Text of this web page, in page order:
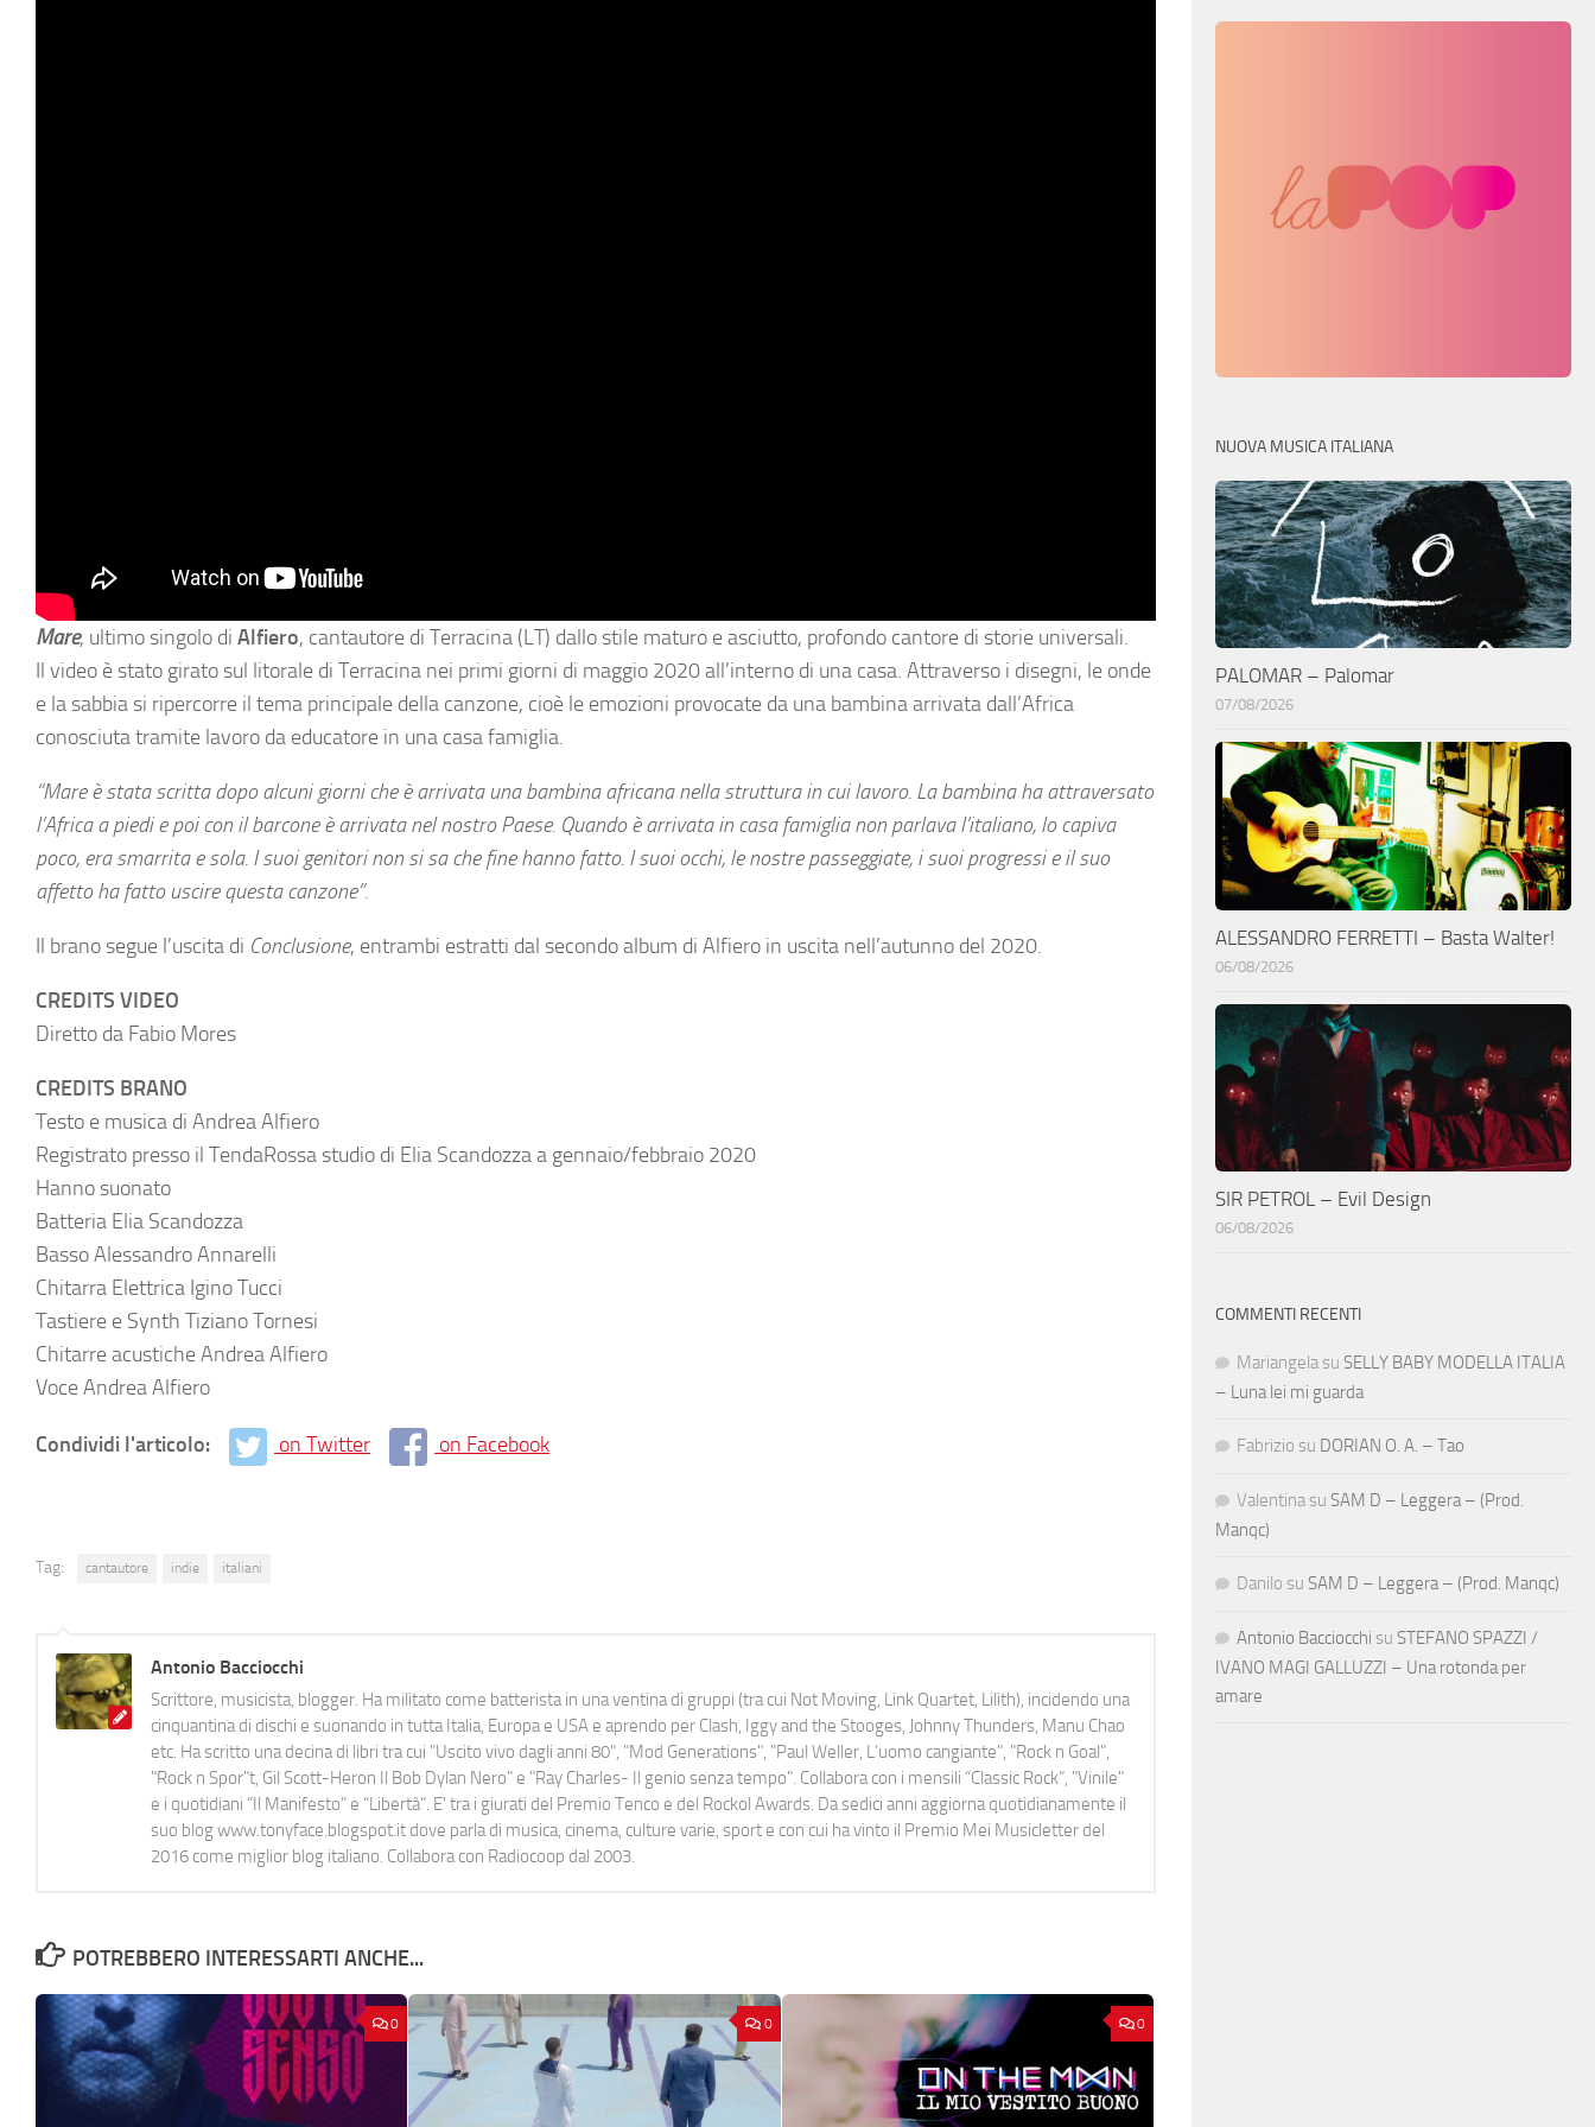
Mare, ultimo singolo di Alfiero, cantautore di Terracina (LT) dallo stile maturo e asciutto, profondo cantore di storie universali.
Il video è stato girato sul litorale di Terracina nei primi giorni di maggio 2020 all’interno di una casa. Attraverso i disegni, le onde
e la sabbia si ripercorre il tema principale della canzone, cioè le emozioni provocate da una bambina arrivata dall’Africa
conosciuta tramite lavoro da educatore in una casa famiglia.
“Mareè stata scritta dopo alcuni giorni che è arrivata una bambina africana nella struttura in cui lavoro. La bambina ha attraversato
l’Africa a piedi e poi con il barcone è arrivata nel nostro Paese. Quando è arrivata in casa famiglia non parlava l’italiano, lo capiva
poco, era smarrita e sola. I suoi genitori non si sa che fine hanno fatto. I suoi occhi, le nostre passeggiate, i suoi progressi e il suo
affetto ha fatto uscire questa canzone”.
Il brano segue l’uscita di Conclusione, entrambi estratti dal secondo album di Alfiero in uscita nell’autunno del 2020.
CREDITS VIDEO
Diretto da Fabio Mores
CREDITS BRANO
Testo e musica di Andrea Alfiero
Registrato presso il TendaRossa studio di Elia Scandozza a gennaio/febbraio 2020
Hanno suonato
Batteria Elia Scandozza
Basso Alessandro Annarelli
Chitarra Elettrica Igino Tucci
Tastiere e Synth Tiziano Tornesi
Chitarre acustiche Andrea Alfiero
Voce Andrea Alfiero
Condividi l'articolo: on Twitter on Facebook
Tag: cantautore indie italiani
Antonio Bacciocchi
Scrittore, musicista, blogger. Ha militato come batterista in una ventina di gruppi (tra cui Not Moving, Link Quartet, Lilith), incidendo una
cinquantina di dischi e suonando in tutta Italia, Europa e USA e aprendo per Clash, Iggy and the Stooges, Johnny Thunders, Manu Chao
etc. Ha scritto una decina di libri tra cui "Uscito vivo dagli anni 80", "Mod Generations", "Paul Weller, L’uomo cangiante", "Rock n Goal",
"Rock n Spor"t, Gil Scott-Heron Il Bob Dylan Nero" e "Ray Charles- Il genio senza tempo". Collabora con i mensili “Classic Rock”, "Vinile"
e i quotidiani “Il Manifesto” e “Libertà”. E' tra i giurati del Premio Tenco e del Rockol Awards. Da sedici anni aggiorna quotidianamente il
suo blog www.tonyface.blogspot.it dove parla di musica, cinema, culture varie, sport e con cui ha vinto il Premio Mei Musicletter del
2016 come miglior blog italiano. Collabora con Radiocoop dal 2003.
POTREBBERO INTERESSARTI ANCHE...
0 0 0
NUOVA MUSICA ITALIANA
PALOMAR – Palomar
07/08/2026
ALESSANDRO FERRETTI – Basta Walter!
06/08/2026
SIR PETROL – Evil Design
06/08/2026
COMMENTI RECENTI
Mariangela su SELLY BABY MODELLA ITALIA
– Luna lei mi guarda
Fabrizio su DORIAN O. A. – Tao
Valentina su SAM D – Leggera – (Prod.
Manqc)
Danilo su SAM D – Leggera – (Prod. Manqc)
Antonio Bacciocchi su STEFANO SPAZZI /
IVANO MAGI GALLUZZI – Una rotonda per
amare